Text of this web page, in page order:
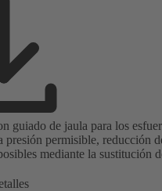
guiado de jaula para los
presión permisible, reducción
mediante la sustitución